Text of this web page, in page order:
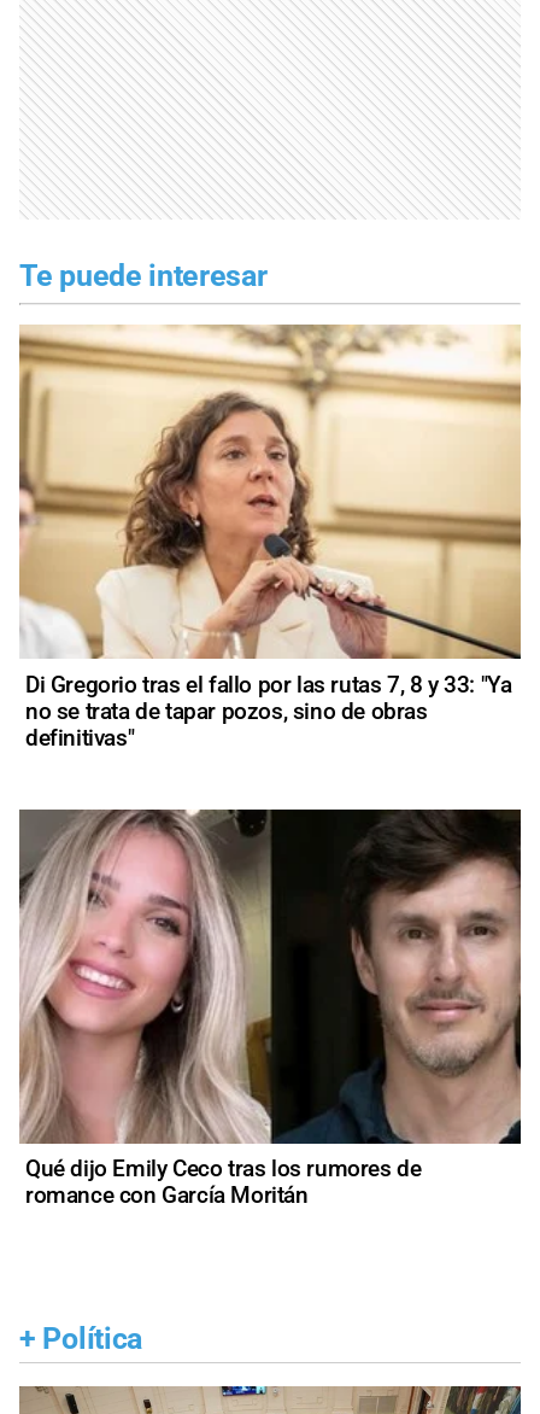
Te puede interesar
Di Gregorio tras el fallo por las rutas 7, 8 y 33: "Ya
no se trata de tapar pozos, sino de obras
definitivas"
Qué dijo Emily Ceco tras los rumores de
romance con García Moritán
+ Política